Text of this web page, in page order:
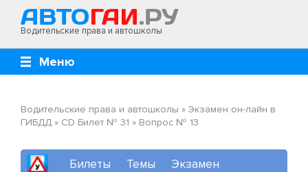
Водительские права и автошколы
Меню
Водительские права и автошколы » Экзамен он-лайн в
ГИБДД » CD Билет № 31 » Вопрос № 13
Билеты Темы Экзамен